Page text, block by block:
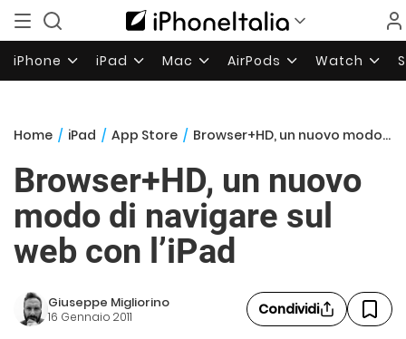
iPhone iPad Mac AirPods Watch
Home / iPad / App Store / Browser+HD, un nuovo modo di navigare sul web con l’iPad
Browser+HD, un nuovo
modo di navigare sul
web con l’iPad
Giuseppe Migliorino
16 Gennaio 2011 Condividi